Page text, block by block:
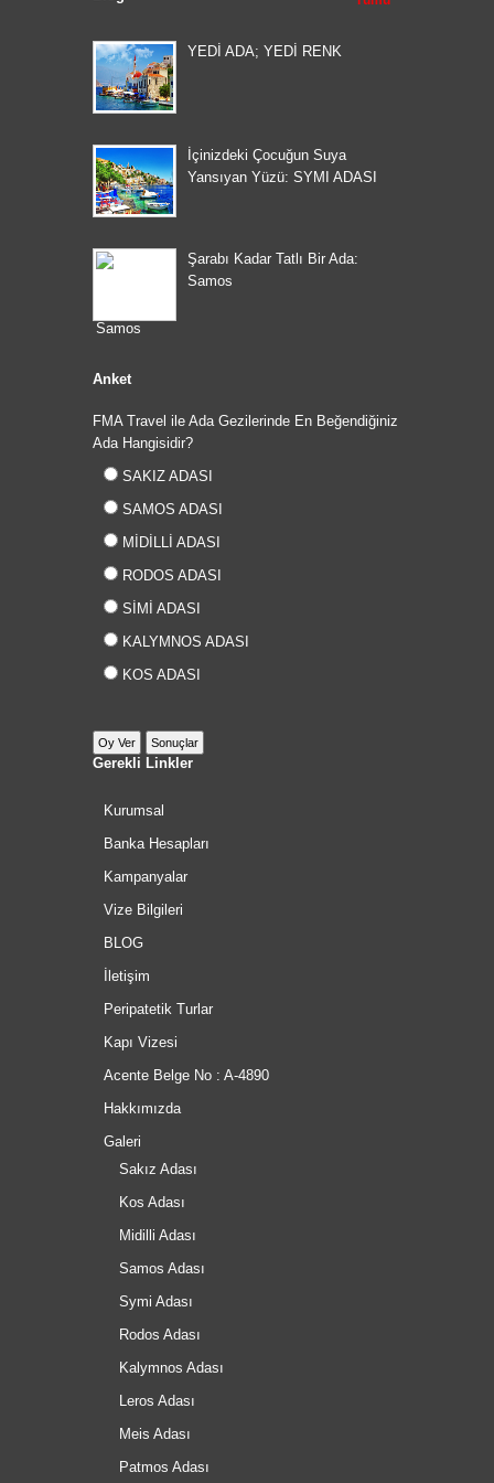
YEDİ ADA; YEDİ RENK
İçinizdeki Çocuğun Suya
Yansıyan Yüzü: SYMI ADASI
Şarabı Kadar Tatlı Bir Ada:
Samos
Anket
FMA Travel ile Ada Gezilerinde En Beğendiğiniz
Ada Hangisidir?
SAKIZ ADASI
SAMOS ADASI
MİDİLLİ ADASI
RODOS ADASI
SİMİ ADASI
KALYMNOS ADASI
KOS ADASI
Gerekli Linkler
Kurumsal
Banka Hesapları
Kampanyalar
Vize Bilgileri
BLOG
İletişim
Peripatetik Turlar
Kapı Vizesi
Acente Belge No : A-4890
Hakkımızda
Galeri
Sakız Adası
Kos Adası
Midilli Adası
Samos Adası
Symi Adası
Rodos Adası
Kalymnos Adası
Leros Adası
Meis Adası
Patmos Adası